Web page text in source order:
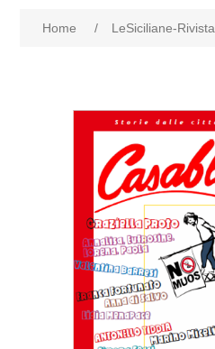
Home / LeSiciliane-Rivista